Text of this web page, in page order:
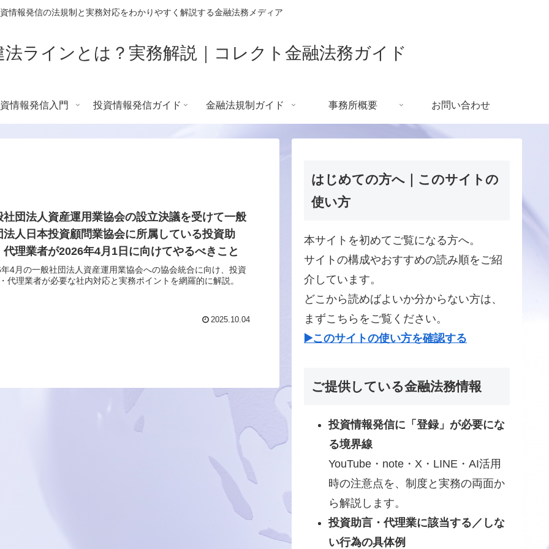
情報発信の法規制と実務対応をわかりやすく解説する金融法務メディア
ラインとは？実務解説｜コレクト金融法務ガイド
情報発信入門 投資情報発信ガイド 金融法規制ガイド 事務所概要 お問い合わせ
社団法人資産運用業協会の設立決議を受けて一般
法人日本投資顧問業協会に所属している投資助
代理業者が2026年4月1日に向けてやるべきこと
4月の一般社団法人資産運用業協会への協会統合に向け、投資
代理業者が必要な社内対応と実務ポイントを網羅的に解説。
2025.10.04
はじめての方へ｜このサイトの
使い方
本サイトを初めてご覧になる方へ。
サイトの構成やおすすめの読み順をご紹
介しています。
どこから読めばよいか分からない方は、
まずこちらをご覧ください。
▶️このサイトの使い方を確認する
ご提供している金融法務情報
投資情報発信に「登録」が必要にな
る境界線
YouTube・note・X・LINE・AI活用
時の注意点を、制度と実務の両面か
ら解説します。
投資助言・代理業に該当する／しな
い行為の具体例